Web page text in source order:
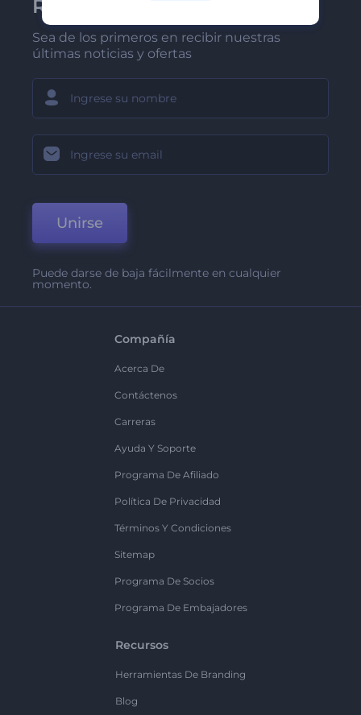
Renderforest
Sea de los primeros en recibir nuestras
últimas noticias y ofertas
Unirse
Puede darse de baja fácilmente en cualquier
momento.
Compañía
Acerca De
Contáctenos
Carreras
Ayuda Y Soporte
Programa De Afiliado
Política De Privacidad
Términos Y Condiciones
Sitemap
Programa De Socios
Programa De Embajadores
Recursos
Herramientas De Branding
Blog